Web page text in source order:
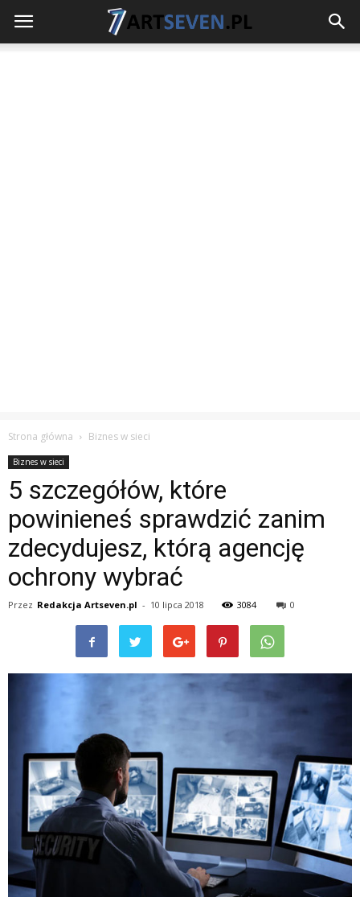
Strona główna Biznes w sieci
Biznes w sieci
5 szczegółów, które
powinieneś sprawdzić zanim
zdecydujesz, którą agencję
ochrony wybrać
Przez Redakcja Artseven.pl - 10 lipca 2018 3084 0